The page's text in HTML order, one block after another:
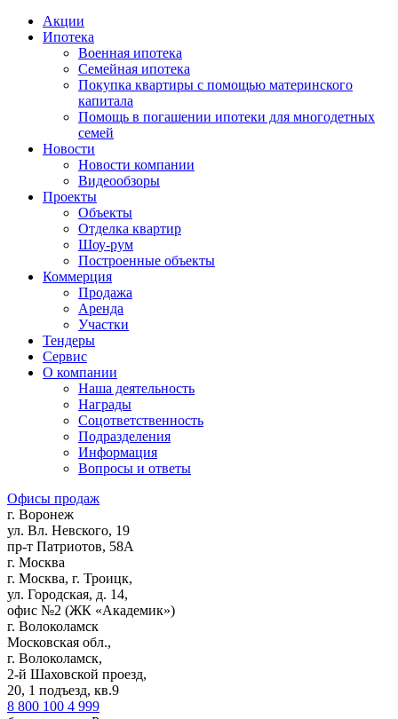
Акции
Ипотека
Военная ипотека
Семейная ипотека
Покупка квартиры с помощью материнского
капитала
Помощь в погашении ипотеки для многодетных
семей
Новости
Новости компании
Видеообзоры
Проекты
Объекты
Отделка квартир
Шоу-рум
Построенные объекты
Коммерция
Продажа
Аренда
Участки
Тендеры
Сервис
О компании
Наша деятельность
Награды
Соцответственность
Подразделения
Информация
Вопросы и ответы
Офисы продаж
г. Воронеж
ул. Вл. Невского, 19
пр-т Патриотов, 58А
г. Москва
г. Москва, г. Троицк,
ул. Городская, д. 14,
офис №2 (ЖК «Академик»)
г. Волоколамск
Московская обл.,
г. Волоколамск,
2-й Шаховской проезд,
20, 1 подъезд, кв.9
8 800 100 4 999